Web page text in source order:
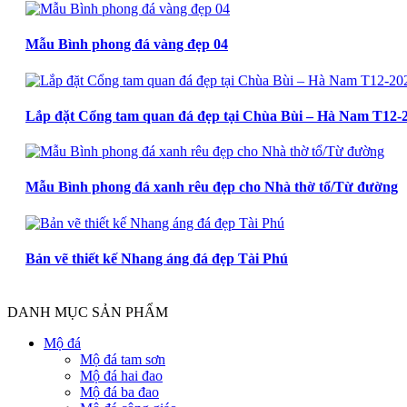
Mẫu Bình phong đá vàng đẹp 04
Lắp đặt Cổng tam quan đá đẹp tại Chùa Bùi – Hà Nam T12-
Mẫu Bình phong đá xanh rêu đẹp cho Nhà thờ tổ/Từ đường
Bản vẽ thiết kế Nhang áng đá đẹp Tài Phú
DANH MỤC SẢN PHẨM
Mộ đá
Mộ đá tam sơn
Mộ đá hai đao
Mộ đá ba đao